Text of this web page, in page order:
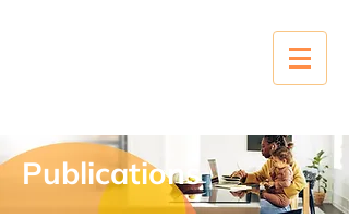
Publications